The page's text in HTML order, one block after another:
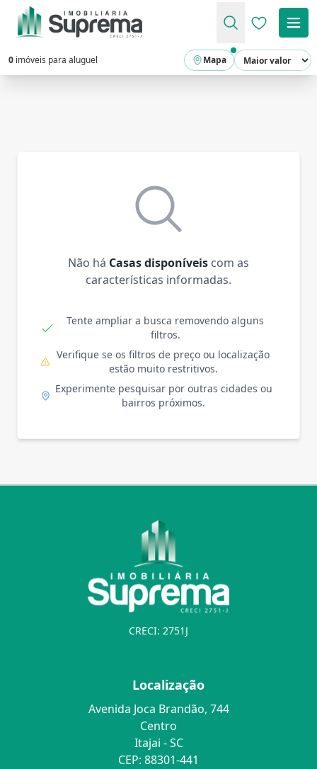
Favoritos
0 imóveis para aluguel Mapa
Não há Casas disponíveis com as
características informadas.
Tente ampliar a busca removendo alguns
filtros.
Verifique se os filtros de preço ou localização
estão muito restritivos.
Experimente pesquisar por outras cidades ou
bairros próximos.
CRECI: 2751J
Localização
Avenida Joca Brandão, 744
Centro
Itajai - SC
CEP: 88301-441